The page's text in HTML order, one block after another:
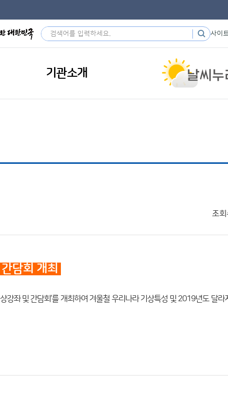
사이
기관소개
조회
담회 개최
좌 및 간담회’를 개최하여 겨울철 우리나라 기상특성 및 2019년도 달라